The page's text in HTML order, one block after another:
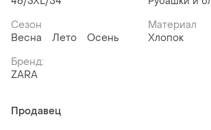
Сезон
Весна
Лето Осень
Материал
Хлопок
Бренд:
ZARA
Продавец